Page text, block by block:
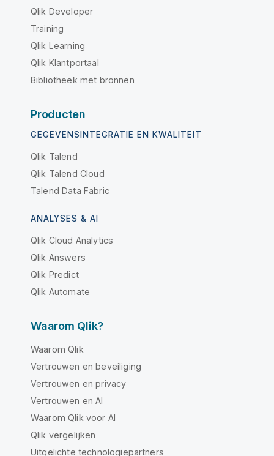
Qlik Developer
Training
Qlik Learning
Qlik Klantportaal
Bibliotheek met bronnen
Producten
GEGEVENSINTEGRATIE EN KWALITEIT
Qlik Talend
Qlik Talend Cloud
Talend Data Fabric
ANALYSES & AI
Qlik Cloud Analytics
Qlik Answers
Qlik Predict
Qlik Automate
Waarom Qlik?
Waarom Qlik
Vertrouwen en beveiliging
Vertrouwen en privacy
Vertrouwen en AI
Waarom Qlik voor AI
Qlik vergelijken
Uitgelichte technologiepartners